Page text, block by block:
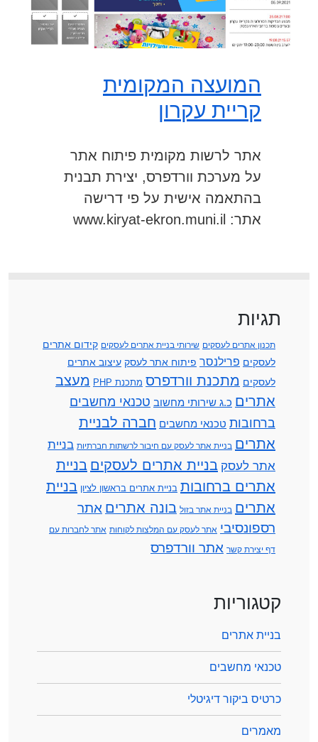
המועצה המקומית
קריית עקרון
אתר לרשות מקומית פיתוח אתר
על מערכת וורדפרס, יצירת תבנית
בהתאמה אישית על פי דרישה
אתר: www.kiryat-ekron.muni.il
תגיות
תכנון אתרים לעסקים שירותי בניית אתרים לעסקים קידום אתרים
לעסקים פרילנסר פיתוח אתר לעסק עיצוב אתרים
לעסקים מתכנת וורדפרס מתכנת PHP
מעצב
אתרים כ.ג שירותי מחשוב טכנאי מחשבים
ברחובות טכנאי מחשבים חברה לבניית
אתרים בניית אתר לעסק עם חיבור לרשתות חברתיות בניית
אתר לעסק בניית אתרים לעסקים בניית
אתרים ברחובות בניית אתרים בראשון לציון בניית
אתרים בניית אתר בזול בונה אתרים אתר
רספונסיבי אתר לעסק עם המלצות לקוחות אתר לחברות עם
דף יצירת קשר אתר וורדפרס
קטגוריות
בניית אתרים
טכנאי מחשבים
כרטיס ביקור דיגיטלי
מאמרים